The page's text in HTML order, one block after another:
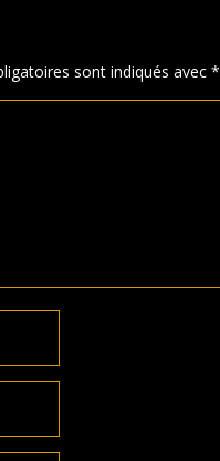
sont indiqués avec*